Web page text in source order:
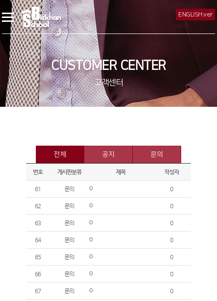
ENGLISH.ver
CUSTOMER CENTER
고객센터
전체 공지 문의
번호 게시판분류 제목 작성자
61 문의 0 0
62 문의 0 0
63 문의 0 0
64 문의 0 0
65 문의 0 0
66 문의 0 0
67 문의 0 0